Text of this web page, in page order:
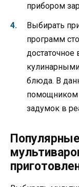
прибором
Выбирать
программ
достаточное
блюда. В
помощником
задумок в